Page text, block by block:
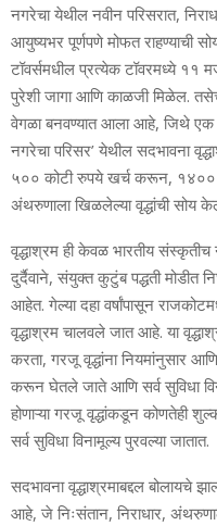
नगरेचा येथील नवीन परिसरात,
आयुष्यभर पूर्णपणे मोफत राहण्याची
टॉवर्समधील प्रत्येक टॉवरमध्ये
पुरेशी जागा आणि काळजी मिळेल.
वेगळा बनवण्यात आला आहे, जिथे एक
नगरेचा परिसर’ येथील सदभावना
५०० कोटी रुपये खर्च करून, १४००
अंथरुणाला खिळलेल्या वृद्धांची सोय
वृद्धाश्रम ही केवळ भारतीय
दुर्दैवाने, संयुक्त कुटुंब पद्धती
आहेत. गेल्या दहा वर्षांपासून
वृद्धाश्रम चालवले जात आहे. या
करता, गरजू वृद्धांना नियमांनुसार
करून घेतले जाते आणि सर्व सुविधा
होणाऱ्या गरजू वृद्धांकडून कोणतेही
सर्व सुविधा विनामूल्य पुरवल्या जातात.
सदभावना वृद्धाश्रमाबद्दल बोलायचे
आहे, जे निःसंतान, निराधार,